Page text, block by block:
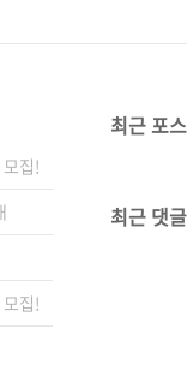
집!
집!
최근 포
최근 댓글